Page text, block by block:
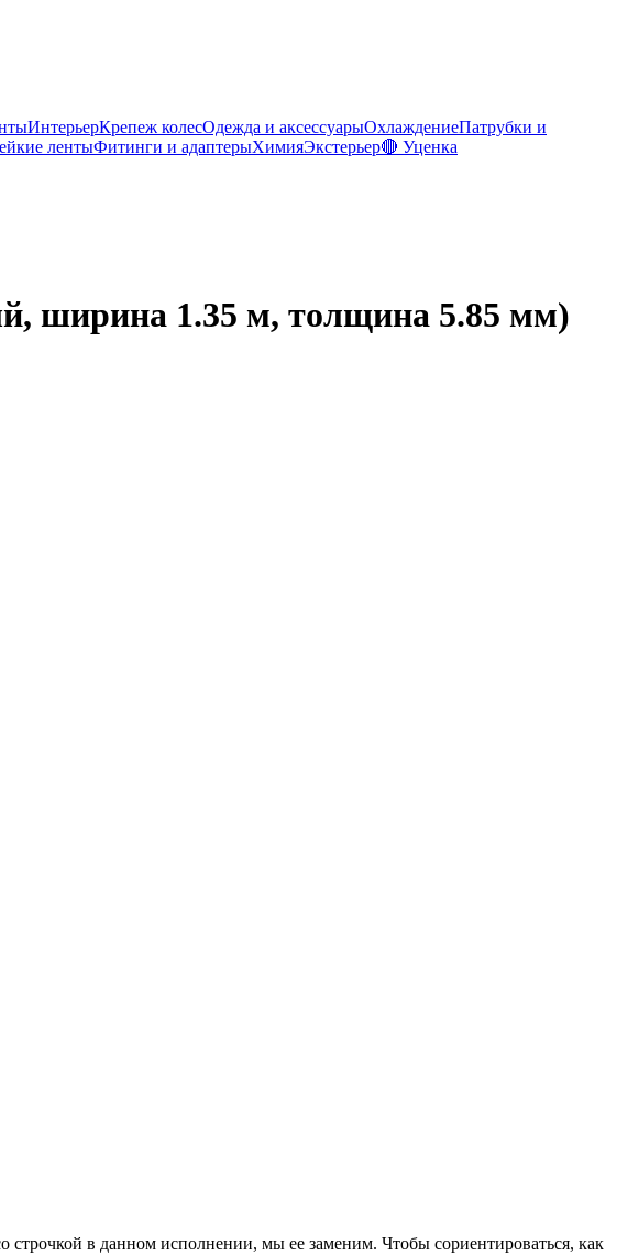
ИнтерьерКрепеж колесОдежда и аксессуарыОхлаждениеПатрубки и
лентыФитинги и адаптерыХимияЭкстерьер🔴 Уценка
ширина 1.35 м, толщина 5.85 мм)
строчкой в данном исполнении, мы ее заменим. Чтобы сориентироваться, как